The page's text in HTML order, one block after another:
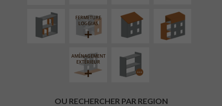
FERMETURE
LOGGIAS
AMÉNAGEMENT
EXTÉRIEUR
PROCÉDÉ
PARTICULIER
OU RECHERCHER PAR REGION